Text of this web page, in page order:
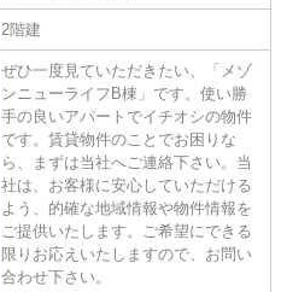
2階建
ぜひ一度見ていただきたい、「メゾ
ンニューライフB棟」です。使い勝
手の良いアパートでイチオシの物件
です。賃貸物件のことでお困りな
ら、まずは当社へご連絡下さい。当
社は、お客様に安心していただける
よう、的確な地域情報や物件情報を
ご提供いたします。ご希望にできる
限りお応えいたしますので、お問い
合わせ下さい。